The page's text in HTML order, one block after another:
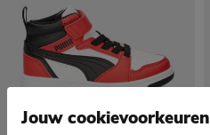
Jouw cookievoorkeuren